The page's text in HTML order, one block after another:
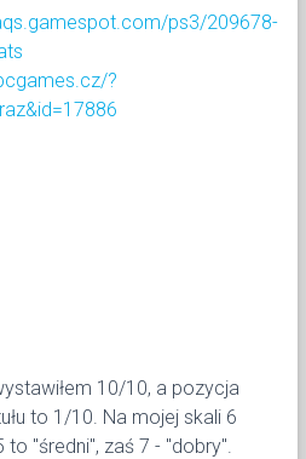
ps3/209678-
?
10/10, a pozycja
to 1/10. Na mojej skali 6
to "średni", zaś 7 - "dobry".